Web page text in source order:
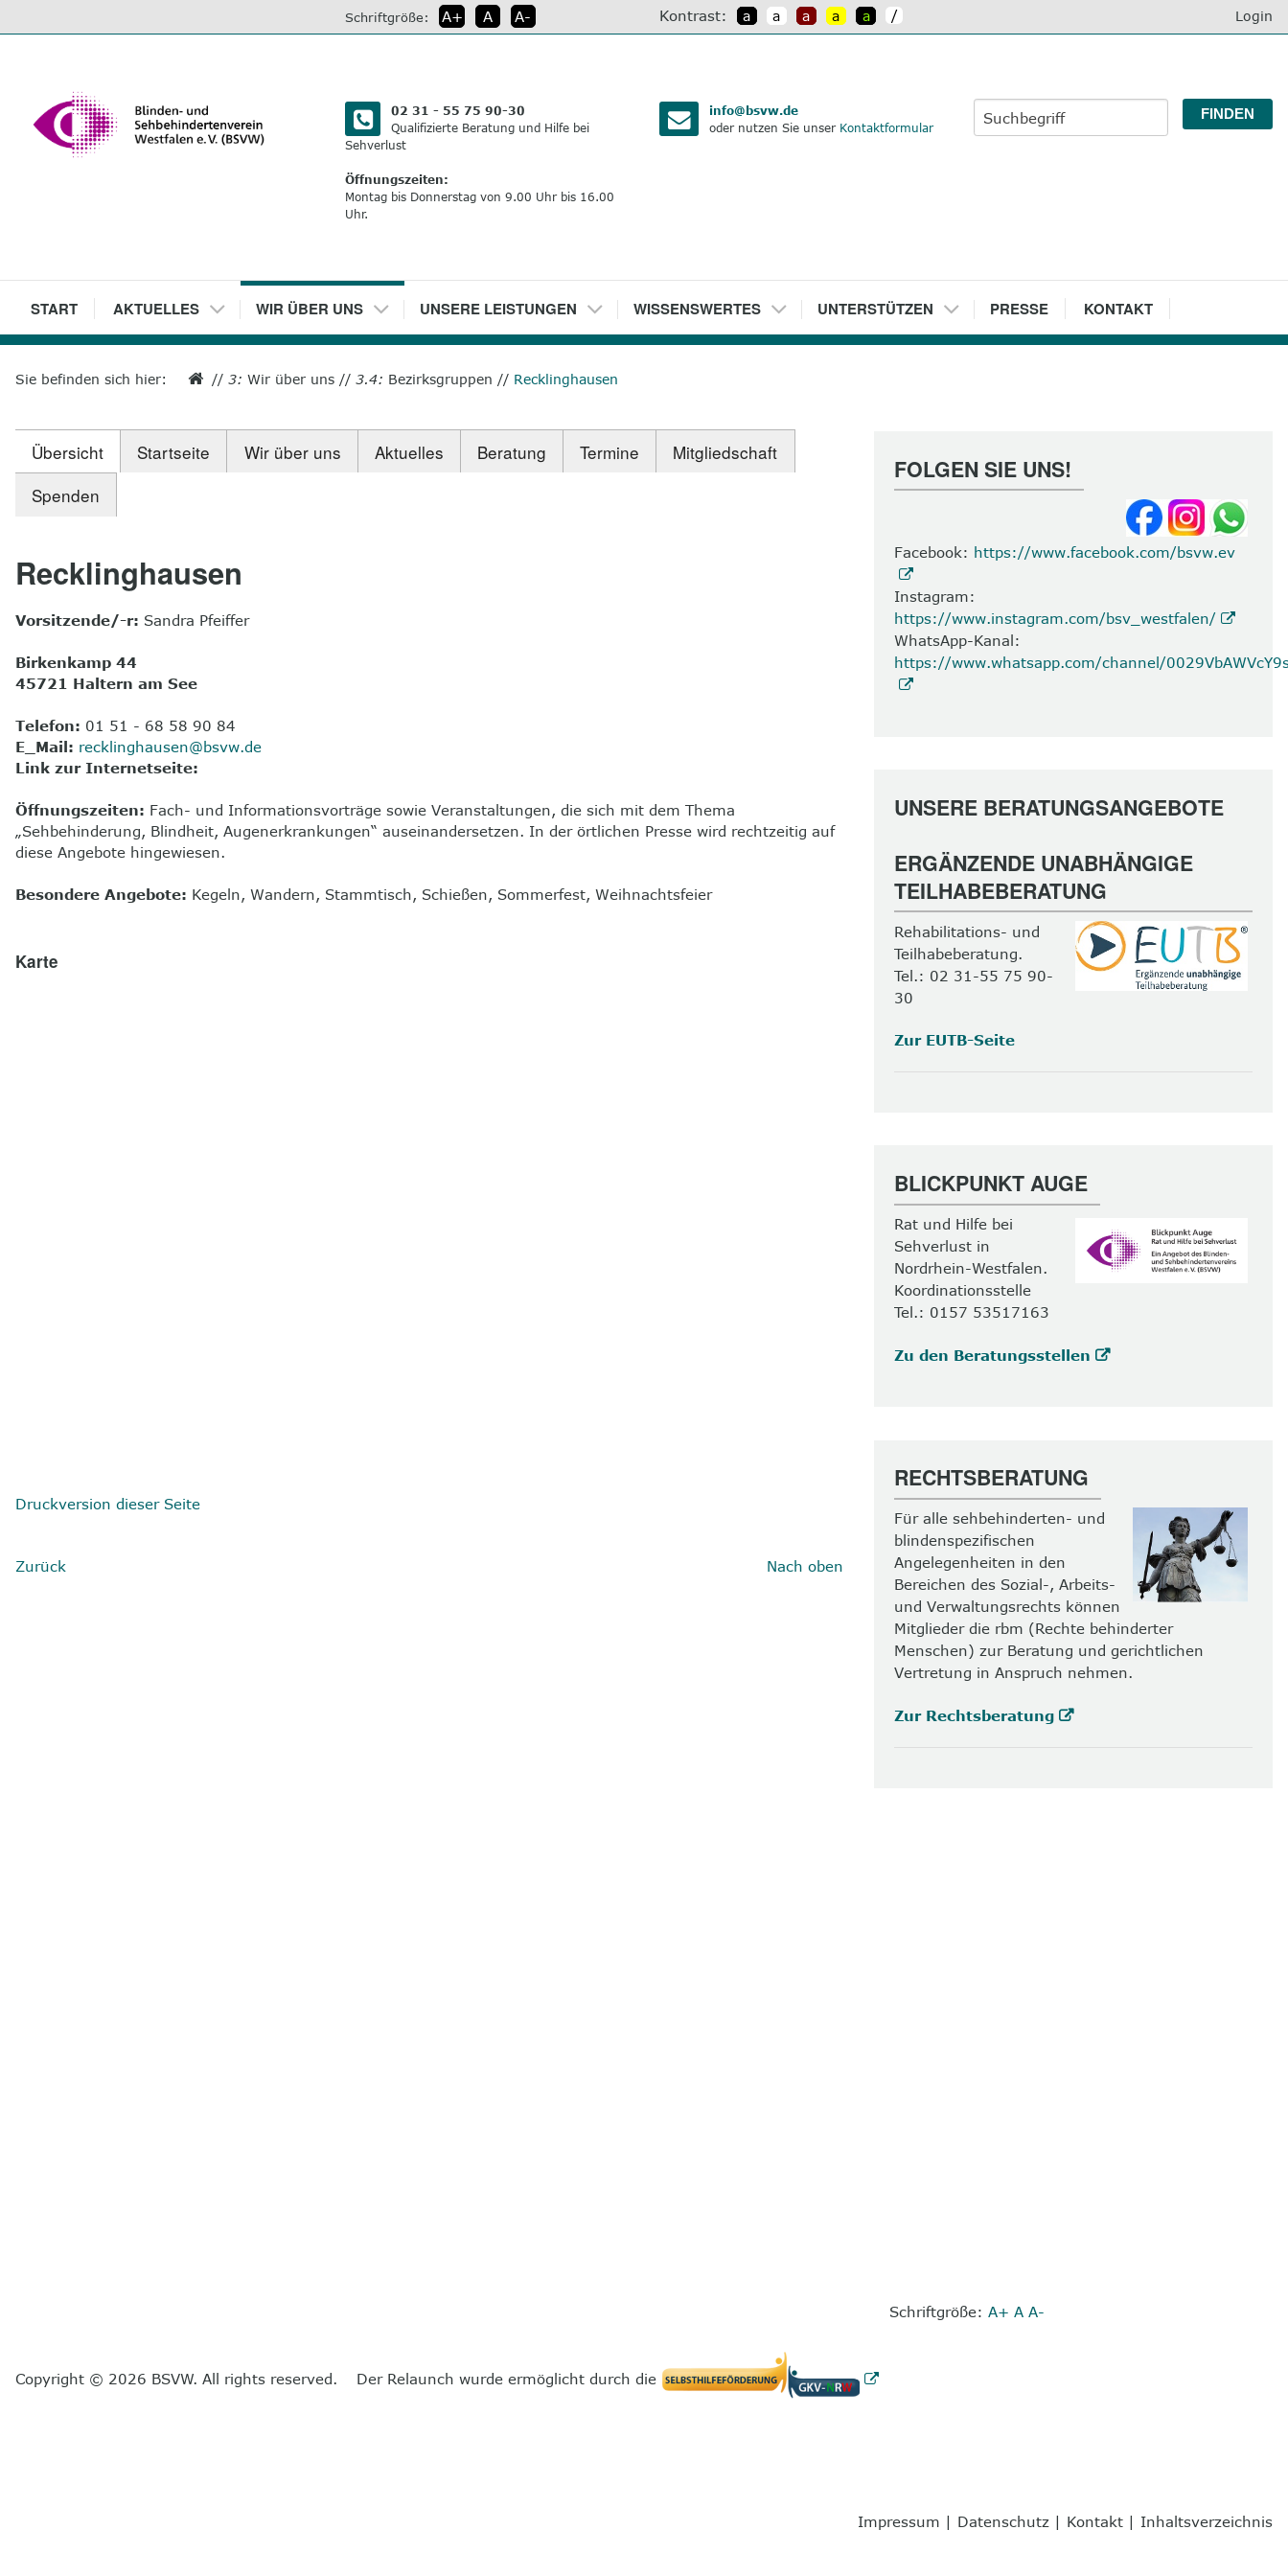
zum
Schriftgröße: A+ A A- Kontrast: a a a a a / Login
02 31 - 55 75 90-30
Qualifizierte Beratung und Hilfe bei
Sehverlust
Öffnungszeiten:
Montag bis Donnerstag von 9.00 Uhr bis 16.00
Uhr.
info@bsvw.de
oder nutzen Sie unser Kontaktformular
1
START 2
AKTUELLES 3
WIR ÜBER UNS 4
UNSERE LEISTUNGEN 5
WISSENSWERTES 6
UNTERSTÜTZEN 7
PRESSE 8
KONTAKT
Sie befinden sich hier: //3:Wir über uns //3.4: Bezirksgruppen // Recklinghausen
Übersicht Startseite Wir über uns Aktuelles Beratung Termine
Mitgliedschaft
Spenden
Recklinghausen
Vorsitzende/-r: Sandra Pfeiffer
Birkenkamp 44
45721 Haltern am See
Telefon: 01 51 - 68 58 90 84
E_Mail: recklinghausen@bsvw.de
Link zur Internetseite:
Öffnungszeiten: Fach- und Informationsvorträge sowie Veranstaltungen, die sich mit dem Thema
„Sehbehinderung, Blindheit, Augenerkrankungen“ auseinandersetzen. In der örtlichen Presse wird rechtzeitig auf
diese Angebote hingewiesen.
Besondere Angebote: Kegeln, Wandern, Stammtisch, Schießen, Sommerfest, Weihnachtsfeier
Karte
Druckversion dieser Seite
Zurück Nach oben
FOLGEN SIE UNS!
Facebook: https://www.facebook.com/bsvw.ev
Instagram:
https://www.instagram.com/bsv_westfalen/
WhatsApp-Kanal:
https://www.whatsapp.com/channel/
UNSERE BERATUNGSANGEBOTE
ERGÄNZENDE UNABHÄNGIGE
TEILHABEBERATUNG
Rehabilitations- und
Teilhabeberatung.
Tel.: 02 31-55 75 90-
30
Zur EUTB-Seite
BLICKPUNKT AUGE
Rat und Hilfe bei
Sehverlust in
Nordrhein-Westfalen.
Koordinationsstelle
Tel.: 0157 53517163
Zu den Beratungsstellen
RECHTSBERATUNG
Für alle sehbehinderten- und
blindenspezifischen
Angelegenheiten in den
Bereichen des Sozial-, Arbeits-
und Verwaltungsrechts können
Mitglieder die rbm (Rechte behinderter
Menschen) zur Beratung und gerichtlichen
Vertretung in Anspruch nehmen.
Zur Rechtsberatung
Copyright © 2026 BSVW. All rights reserved. Der Relaunch wurde ermöglicht durch die
Impressum Datenschutz Kontakt Inhaltsverzeichnis
Schriftgröße: A+ A A-